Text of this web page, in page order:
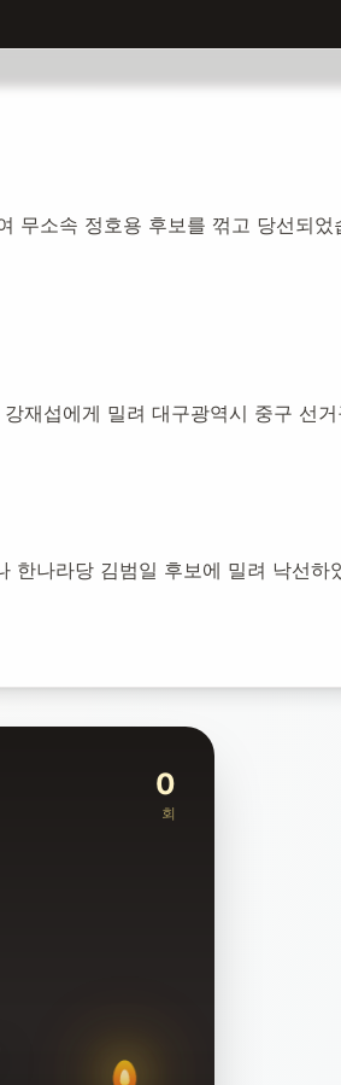
무소속 정호용 후보를 꺾고 당선되었
재섭에게 밀려 대구광역시 중구 선거
한나라당 김범일 후보에 밀려 낙선하
0
회